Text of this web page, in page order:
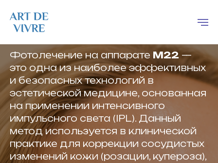
М22 фотолечение
Фотолечение на аппарате M22 —
это одна из наиболее эффективных
и безопасных технологий в
эстетической медицине, основанная
на применении интенсивного
импульсного света (IPL). Данный
метод используется в клинической
практике для коррекции сосудистых
изменений кожи (розации, купероза),